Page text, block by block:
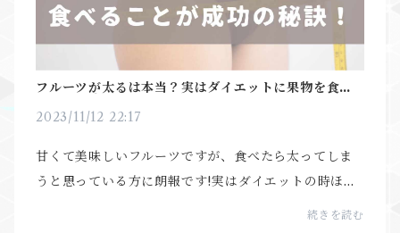
フルーツが太るは本当？実はダイエットに果物を食べ
2023/11/12 22:17
甘くて美味しいフルーツですが、食べたら太ってしま
うと思っている方に朗報です!実はダイエットの時ほ
続きを読む